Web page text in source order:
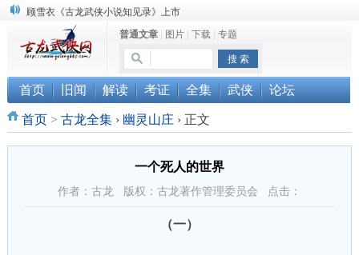
顾雪衣《古龙武侠小说知见录》上市
“武侠书库”查缺补漏活动圆满结束
《古龙小说原貌探究》修订版已上市
普通文章| 图片| 下载| 专题
首页 旧闻 解读 考证 全集 武侠 论坛
首页> 古龙全集 › 幽灵山庄 ›正文
一个死人的世界
作者：古龙 版权：古龙著作管理委员会 点击：
（一）